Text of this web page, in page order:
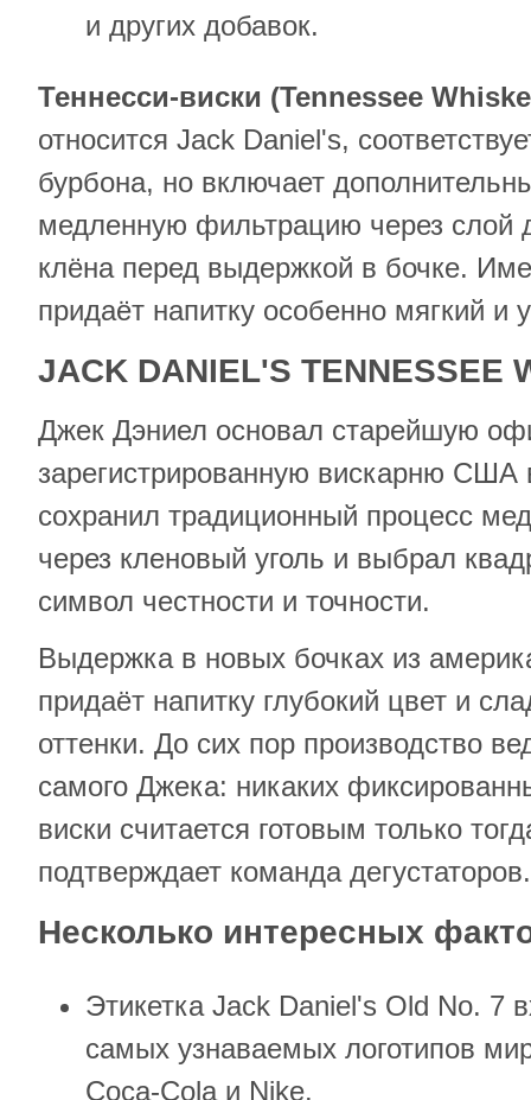
и других добавок.
Теннесси-виски (Tennessee
относится Jack Daniel's,
бурбона, но включает
медленную фильтрацию через слой
клёна перед выдержкой в бочке.
придаёт напитку особенно мягкий и
JACK DANIEL'S TENNESSEE
Джек Дэниел основал старейшую
зарегистрированную вискарню США
сохранил традиционный процесс
через кленовый уголь и выбрал
символ честности и точности.
Выдержка в новых бочках из
придаёт напитку глубокий цвет и
оттенки. До сих пор производство
самого Джека: никаких
виски считается готовым только
подтверждает команда дегустаторов.
Несколько интересных
Этикетка Jack Daniel's Old No. 7
самых узнаваемых логотипов
Coca-Cola и Nike.